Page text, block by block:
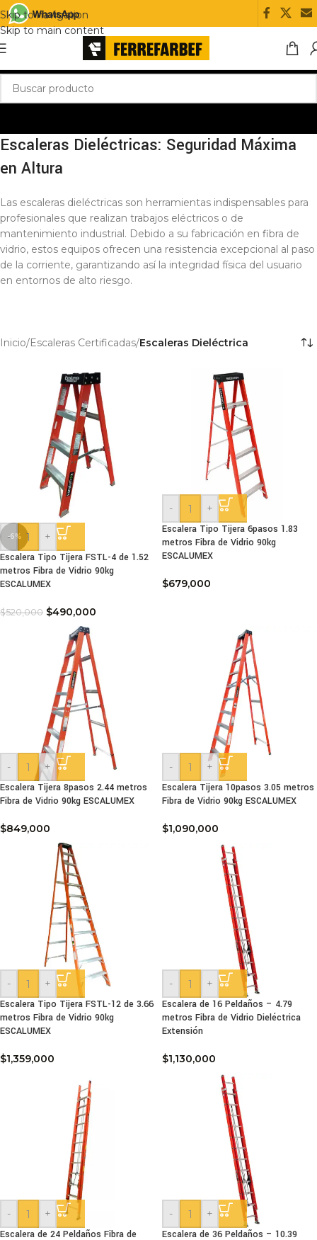
Skip to navigation
Skip to main content
Escaleras Dieléctricas: Seguridad Máxima
en Altura
Las escaleras dieléctricas son herramientas indispensables para
profesionales que realizan trabajos eléctricos o de
mantenimiento industrial. Debido a su fabricación en fibra de
vidrio, estos equipos ofrecen una resistencia excepcional al paso
de la corriente, garantizando así la integridad física del usuario
en entornos de alto riesgo.
Inicio/Escaleras Certificadas/Escaleras Dieléctrica
-6%
-
+
Escalera Tipo Tijera FSTL-4 de 1.52
metros Fibra de Vidrio 90kg
ESCALUMEX
$520,000 $490,000
-
+
Escalera Tipo Tijera 6pasos 1.83
metros Fibra de Vidrio 90kg
ESCALUMEX
$679,000
-
+
Escalera Tijera 8pasos 2.44 metros
Fibra de Vidrio 90kg ESCALUMEX
$849,000
-
+
Escalera Tijera 10pasos 3.05 metros
Fibra de Vidrio 90kg ESCALUMEX
$1,090,000
-
+
Escalera Tipo Tijera FSTL-12 de 3.66
metros Fibra de Vidrio 90kg
ESCALUMEX
$1,359,000
-
+
Escalera de 16 Peldaños – 4.79
metros Fibra de Vidrio Dieléctrica
Extensión
$1,130,000
-
+
Escalera de 24 Peldaños Fibra de
-
+
Escalera de 36 Peldaños – 10.39